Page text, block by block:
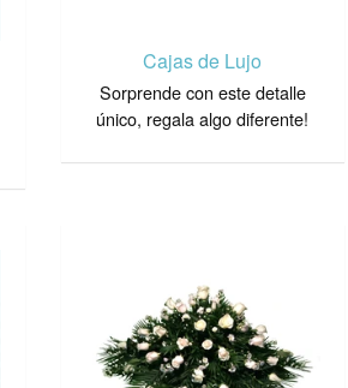
Cajas de Lujo
Sorprende con este detalle
único, regala algo diferente!